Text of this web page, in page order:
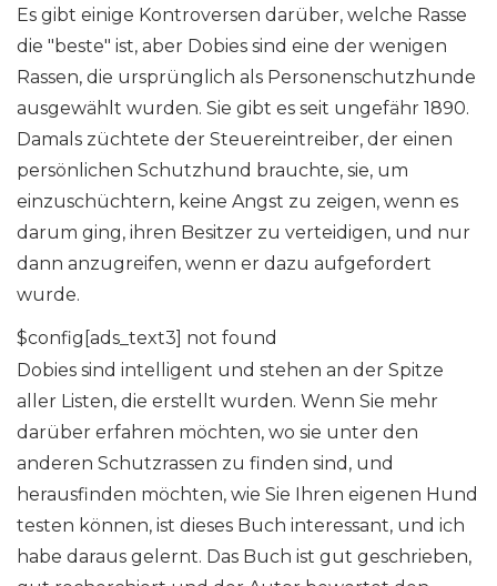
Es gibt einige Kontroversen darüber, welche Rasse
die "beste" ist, aber Dobies sind eine der wenigen
Rassen, die ursprünglich als Personenschutzhunde
ausgewählt wurden. Sie gibt es seit ungefähr 1890.
Damals züchtete der Steuereintreiber, der einen
persönlichen Schutzhund brauchte, sie, um
einzuschüchtern, keine Angst zu zeigen, wenn es
darum ging, ihren Besitzer zu verteidigen, und nur
dann anzugreifen, wenn er dazu aufgefordert
wurde.
$config[ads_text3] not found
Dobies sind intelligent und stehen an der Spitze
aller Listen, die erstellt wurden. Wenn Sie mehr
darüber erfahren möchten, wo sie unter den
anderen Schutzrassen zu finden sind, und
herausfinden möchten, wie Sie Ihren eigenen Hund
testen können, ist dieses Buch interessant, und ich
habe daraus gelernt. Das Buch ist gut geschrieben,